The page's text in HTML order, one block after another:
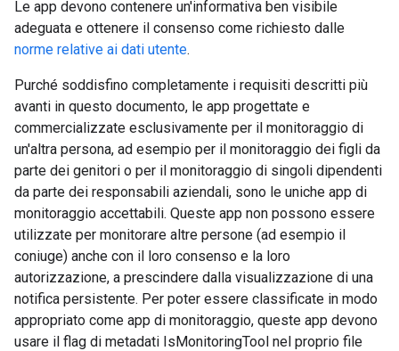
Le app devono contenere un'informativa ben visibile
adeguata e ottenere il consenso come richiesto dalle
norme relative ai dati utente.
Purché soddisfino completamente i requisiti descritti più
avanti in questo documento, le app progettate e
commercializzate esclusivamente per il monitoraggio di
un'altra persona, ad esempio per il monitoraggio dei figli da
parte dei genitori o per il monitoraggio di singoli dipendenti
da parte dei responsabili aziendali, sono le uniche app di
monitoraggio accettabili. Queste app non possono essere
utilizzate per monitorare altre persone (ad esempio il
coniuge) anche con il loro consenso e la loro
autorizzazione, a prescindere dalla visualizzazione di una
notifica persistente. Per poter essere classificate in modo
appropriato come app di monitoraggio, queste app devono
usare il flag di metadati IsMonitoringTool nel proprio file